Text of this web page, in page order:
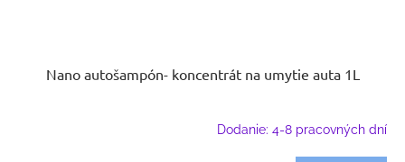
Nano autošampón- koncentrát na umytie auta 1L
Dodanie: 4-8 pracovných dní